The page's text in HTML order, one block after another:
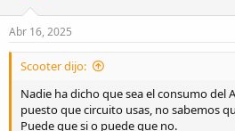
Abr 16, 2025
Scooter dijo:
Nadie ha dicho que sea el consumo del
puesto que circuito usas, no sabemos
Puede que si o puede que no.